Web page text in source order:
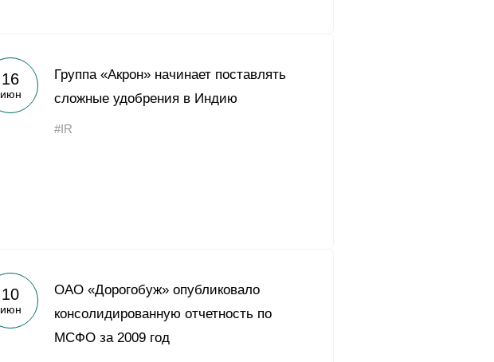
16
июн
Группа «Акрон» начинает поставлять
сложные удобрения в Индию
#IR
10
июн
ОАО «Дорогобуж» опубликовало
консолидированную отчетность по
МСФО за 2009 год